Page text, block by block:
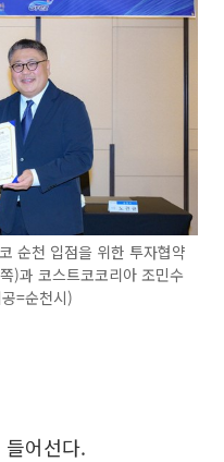
순천 입점을 위한 투자협약
)과 코스트코코리아 조민수
=순천시)
어선다.